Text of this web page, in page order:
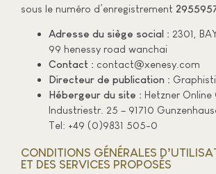
sous le numéro d’enregistrement
Adresse du siège social : 2301,
99 henessy road wanchai
Contact : contact@xenesy.com
Directeur de publication :
Hébergeur du site : Hetzner Online
Industriestr. 25 – 91710
Tel: +49 (0)9831 505-0
CONDITIONS GÉNÉRALES
ET DES SERVICES PROPOSÉS